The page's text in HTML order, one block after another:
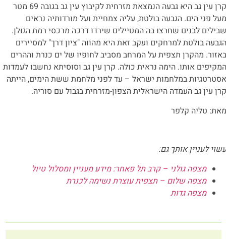
קרן עין גב היא גבעה הנמצאת מזרחית לקיבוץ עין גב בגובה 69 מטר
מעל פני הים. הגבעה בולטת, עליה צמחיית ועל מורדותיה נראים
שבילים לבנים שחרצו בה המטיילים שירדו דרכה מרכסי רמת הגולן.
הגבעה בולטת למרחקים ועקב זאת היא מהווה "ציון דרך" למסיירים
באזור. מהקרן תצפית על המרחב מסביב לחופיו של ים כנרת וההרים
המקיפים אותו. הימה נראית כולה. קרן עין גב וסוסיתא נחשבו לעמדות
אסטרטגיות במלחמות ישראל – עד לפני מלחמת ששת הימים, הייתה
קרן עין גב העמדה הישראלית הצפון-מזרחית בגבול עם סוריה.
מאת: טליה קלפר
עשוי לעניין אותך גם:
מצפה גולני – קרב תל פאחר: מידע מעניין ומסלול טיול
מצפה שלום – תצפית עוצרת נשימה לכנרת
מצפה גדות